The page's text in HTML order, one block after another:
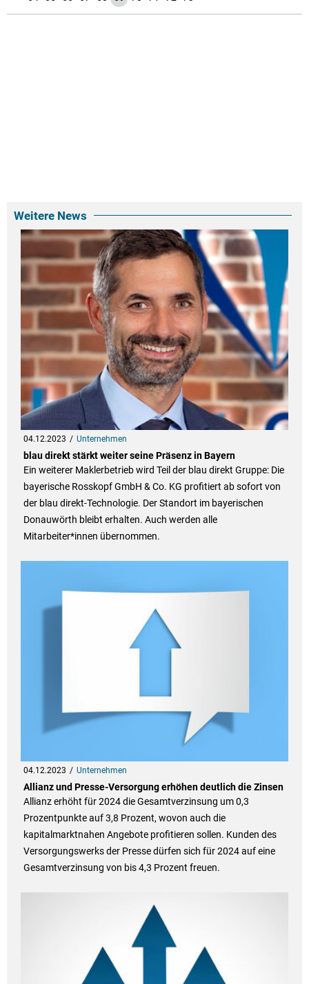
Weitere News
04.12.2023 Unternehmen
blau direkt stärkt weiter seine Präsenz in Bayern
Ein weiterer Maklerbetrieb wird Teil der blau direkt Gruppe: Die
bayerische Rosskopf GmbH & Co. KG profitiert ab sofort von
der blau direkt-Technologie. Der Standort im bayerischen
Donauwörth bleibt erhalten. Auch werden alle
Mitarbeiter*innen übernommen.
04.12.2023 Unternehmen
Allianz und Presse-Versorgung erhöhen deutlich die Zinsen
Allianz erhöht für 2024 die Gesamtverzinsung um 0,3
Prozentpunkte auf 3,8 Prozent, wovon auch die
kapitalmarktnahen Angebote profitieren sollen. Kunden des
Versorgungswerks der Presse dürfen sich für 2024 auf eine
Gesamtverzinsung von bis 4,3 Prozent freuen.